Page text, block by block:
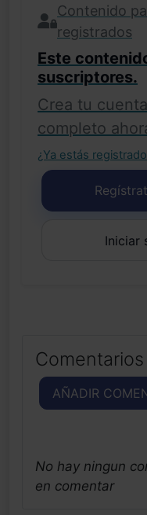
Contenido
registrados
Este
suscriptores.
Crea tu cuenta
completo
¿Ya estás
Iniciar
AÑADIR
No hay ningun
en comentar